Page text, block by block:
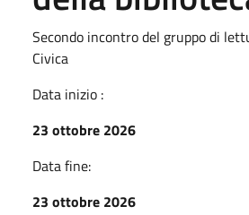
Secondo incontro del gruppo di
Civica
Data inizio :
23 ottobre 2026
Data fine:
23 ottobre 2026